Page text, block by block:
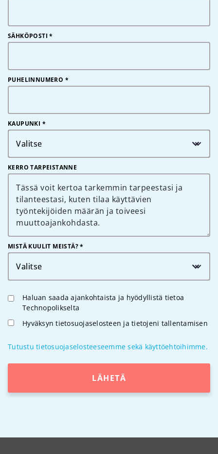
SÄHKÖPOSTI *
PUHELINNUMERO *
KAUPUNKI *
Valitse
KERRO TARPEISTANNE
MISTÄ KUULIT MEISTÄ? *
Valitse
Haluan saada ajankohtaista ja hyödyllistä tietoa
Technopolikselta
Hyväksyn tietosuojaselosteen ja tietojeni tallentamisen
Tutustu tietosuojaselosteeseemme sekä käyttöehtoihimme.
LÄHETÄ